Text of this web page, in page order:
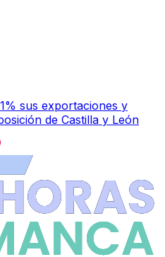
sus exportaciones y
de Castilla y León